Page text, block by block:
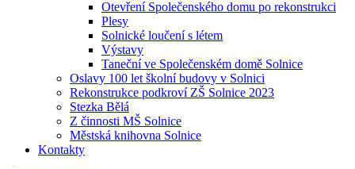
Otevření Společenského domu po rekonstrukci
Plesy
Solnické loučení s létem
Výstavy
Taneční ve Společenském domě Solnice
Oslavy 100 let školní budovy v Solnici
Rekonstrukce podkroví ZŠ Solnice 2023
Stezka Bělá
Z činnosti MŠ Solnice
Městská knihovna Solnice
Kontakty